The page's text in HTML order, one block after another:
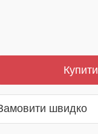
Купити
швидко